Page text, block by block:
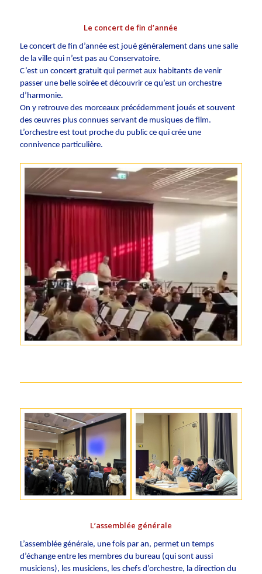
Le concert de fin d’année
Le concert de fin d’année est joué généralement dans une salle
de la ville qui n’est pas au Conservatoire.
C’est un concert gratuit qui permet aux habitants de venir
passer une belle soirée et découvrir ce qu’est un orchestre
d’harmonie.
On y retrouve des morceaux précédemment joués et souvent
des œuvres plus connues servant de musiques de film.
L’orchestre est tout proche du public ce qui crée une
connivence particulière.
L’assemblée générale
L’assemblée générale, une fois par an, permet un temps
d’échange entre les membres du bureau (qui sont aussi
musiciens), les musiciens, les chefs d’orchestre, la direction du